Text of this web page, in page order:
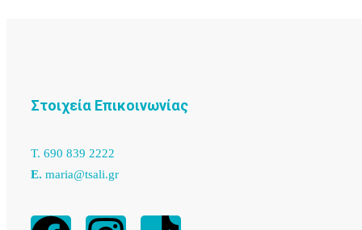
Στοιχεία Επικοινωνίας
T. 690 839 2222
Ε. maria@tsali.gr